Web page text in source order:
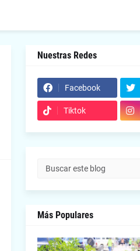
Nuestras Redes
Facebook
Tiktok
Más Populares